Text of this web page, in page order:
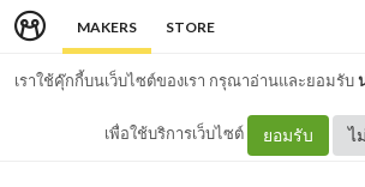
MAKERS STORE
เราใช้คุ๊กกี้บนเว็บไซต์ของเรา กรุณาอ่านและยอมรับ
เพื่อใช้บริการเว็บไซต์ ยอมรับ ไ